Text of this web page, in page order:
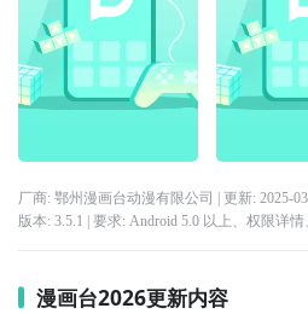
厂商: 鄂州漫画台动漫有限公司 | 更新: 2025-
版本: 3.5.1 | 要求: Android 5.0 以上、 权限详情
漫画台2026更新内容